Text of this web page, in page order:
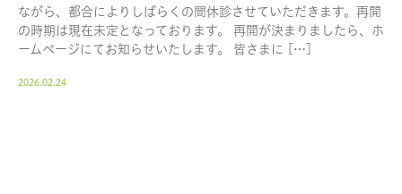
ながら、都合によりしばらくの間休診させていただきます。再開
の時期は現在未定となっております。 再開が決まりましたら、ホ
ームページにてお知らせいたします。 皆さまに […]
2026.02.24